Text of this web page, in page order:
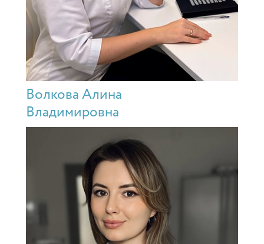
Волкова Алина
Владимировна